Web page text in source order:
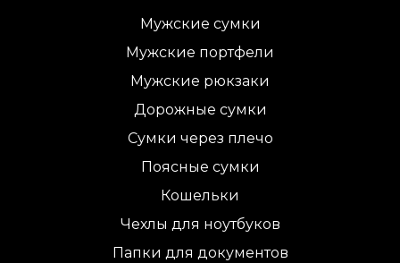
Мужские сумки
Мужские портфели
Мужские рюкзаки
Дорожные сумки
Сумки через плечо
Поясные сумки
Кошельки
Чехлы для ноутбуков
Папки для документов